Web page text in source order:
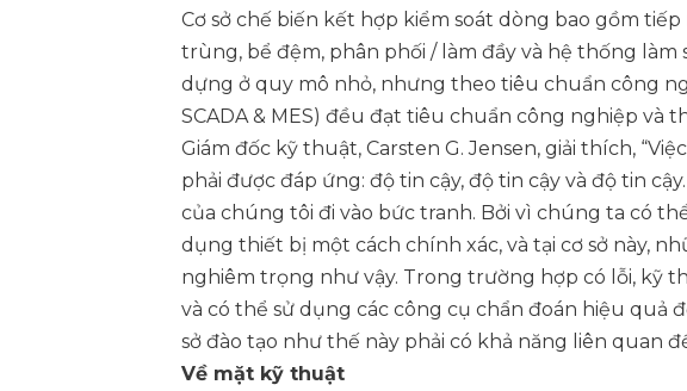
Cơ sở chế biến kết hợp kiểm soát dòng bao gồm
trùng, bể đệm, phân phối / làm đầy và hệ thống làm
dựng ở quy mô nhỏ, nhưng theo tiêu chuẩn công
SCADA & MES) đều đạt tiêu chuẩn công nghiệp và
Giám đốc kỹ thuật, Carsten G. Jensen, giải thích,
phải được đáp ứng: độ tin cậy, độ tin cậy và độ tin
của chúng tôi đi vào bức tranh. Bởi vì chúng ta có
dụng thiết bị một cách chính xác, và tại cơ sở này,
nghiêm trọng như vậy. Trong trường hợp có lỗi, kỹ
và có thể sử dụng các công cụ chẩn đoán hiệu quả
sở đào tạo như thế này phải có khả năng liên quan
Về mặt kỹ thuật